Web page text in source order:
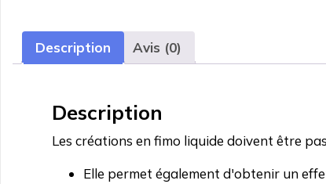
Description Avis (0)
Description
Les créations en fimo liquide doivent être
Elle permet également d'obtenir un